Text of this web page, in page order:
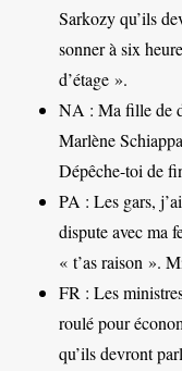
Sarkozy qu’ils
sonner à six
d’étage ».
NA : Ma fille de
Marlène
Dépêche-toi de
PA : Les gars,
dispute avec ma
« t’as raison ».
FR : Les
roulé pour
qu’ils devront